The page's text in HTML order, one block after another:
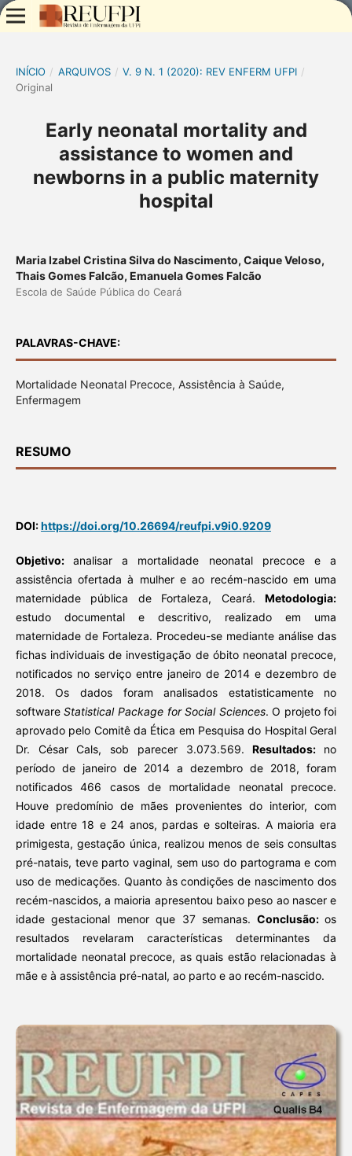
INÍCIO / ARQUIVOS / V. 9 N. 1 (2020): REV ENFERM UFPI /
Original
Early neonatal mortality and
assistance to women and
newborns in a public maternity
hospital
Maria Izabel Cristina Silva do Nascimento, Caique Veloso,
Thais Gomes Falcão, Emanuela Gomes Falcão
Escola de Saúde Pública do Ceará
PALAVRAS-CHAVE:
Mortalidade Neonatal Precoce, Assistência à Saúde,
Enfermagem
RESUMO
DOI:https://doi.org/10.26694/reufpi.v9i0.9209
Objetivo:analisar a mortalidade neonatal precoce e a
assistência ofertada à mulher e ao recém-nascido em uma
maternidade pública de Fortaleza, Ceará.Metodologia:
estudo documental e descritivo, realizado em uma
maternidade de Fortaleza. Procedeu-se mediante análise das
fichas individuais de investigação de óbito neonatal precoce,
notificados no serviço entre janeiro de 2014 e dezembro de
2018. Os dados foram analisados estatisticamente no
softwareStatistical Package for Social Sciences. O projeto foi
aprovado pelo Comitê da Ética em Pesquisa do Hospital Geral
Dr. César Cals, sob parecer 3.073.569.Resultados: no
período de janeiro de 2014 a dezembro de 2018, foram
notificados 466 casos de mortalidade neonatal precoce.
Houve predomínio de mães provenientes do interior, com
idade entre 18 e 24 anos, pardas e solteiras. A maioria era
primigesta, gestação única, realizou menos de seis consultas
pré-natais, teve parto vaginal, sem uso do partograma e com
uso de medicações. Quanto às condições de nascimento dos
recém-nascidos, a maioria apresentou baixo peso ao nascer e
idade gestacional menor que 37 semanas. Conclusão:os
resultados revelaram características determinantes da
mortalidade neonatal precoce, as quais estão relacionadas à
mãe e à assistência pré-natal, ao parto e ao recém-nascido.